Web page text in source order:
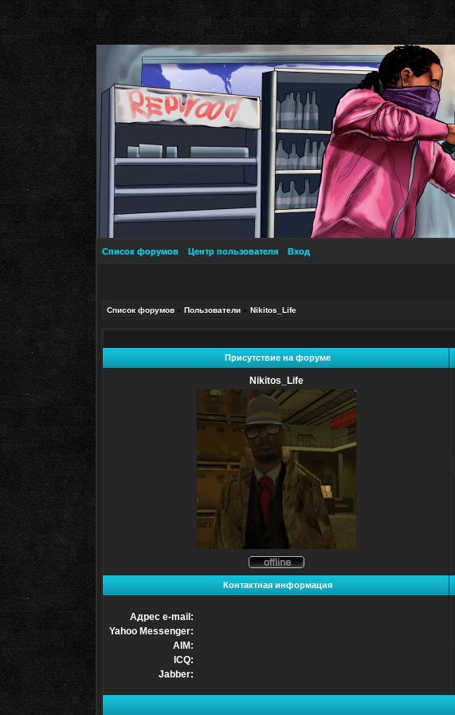
Список форумов Центр пользователя Вход
Список форумов » Пользователи » Nikitos_Life
Присутствие на форуме
Nikitos_Life
в
сети
Контактная информация
Адрес e-mail:
Yahoo Messenger:
AIM:
ICQ:
Jabber: